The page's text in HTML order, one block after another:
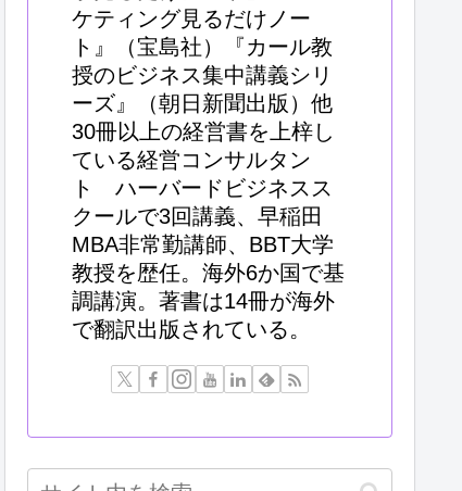
ケティング見るだけノー
ト』（宝島社）『カール教
授のビジネス集中講義シリ
ーズ』（朝日新聞出版）他
30冊以上の経営書を上梓し
ている経営コンサルタン
ト ハーバードビジネスス
クールで3回講義、早稲田
MBA非常勤講師、BBT大学
教授を歴任。海外6か国で基
調講演。著書は14冊が海外
で翻訳出版されている。